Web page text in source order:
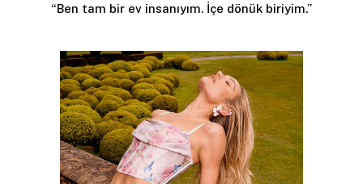
“Ben tam bir ev insanıyım. İçe dönük biriyim.”